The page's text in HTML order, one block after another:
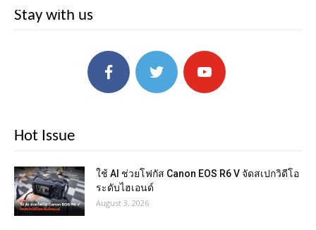
Stay with us
Hot Issue
ใช้ AI ช่วยโฟกัส Canon EOS R6 V จัดสเปกวิดีโอ
ระดับไฮเอนด์
August 3, 2026